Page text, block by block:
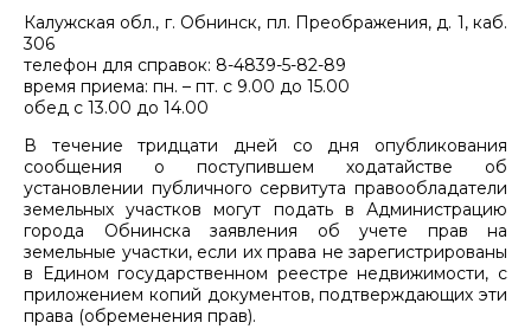
Калужская обл., г. Обнинск, пл. Преображения, д. 1, каб.
306
телефон для справок: 8-4839-5-82-89
время приема: пн. – пт. с 9.00 до 15.00
обед с 13.00 до 14.00
В течение тридцати дней со дня опубликования
сообщения о поступившем ходатайстве об
установлении публичного сервитута правообладатели
земельных участков могут подать в Администрацию
города Обнинска заявления об учете прав на
земельные участки, если их права не зарегистрированы
в Едином государственном реестре недвижимости, с
приложением копий документов, подтверждающих эти
права (обременения прав).